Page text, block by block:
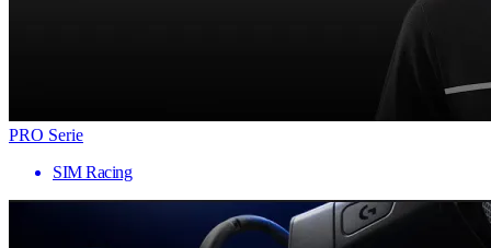
PRO Serie
SIM Racing